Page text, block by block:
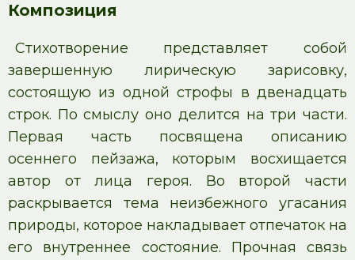
Композиция
Стихотворение представляет собой
завершенную лирическую зарисовку,
состоящую из одной строфы в двенадцать
строк. По смыслу оно делится на три части.
Первая часть посвящена описанию
осеннего пейзажа, которым восхищается
автор от лица героя. Во второй части
раскрывается тема неизбежного угасания
природы, которое накладывает отпечаток на
его внутреннее состояние. Прочная связь